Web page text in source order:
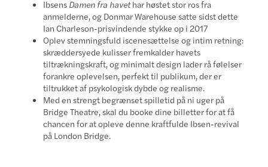
Ibsens Damen fra havethar høstet stor ros fra
anmelderne, og Donmar Warehouse satte sidst dette
Ian Charleson-prisvindende stykke op i 2017
Oplev stemningsfuld iscenesættelse og intim retning:
skræddersyede kulisser fremkalder havets
tiltrækningskraft, og minimalt design lader rå følelser
forankre oplevelsen, perfekt til publikum, der er
tiltrukket af psykologisk dybde og realisme.
Med en strengt begrænset spilletid på ni uger på
Bridge Theatre, skal du booke dine billetter for at få
chancen for at opleve denne kraftfulde Ibsen-revival
på London Bridge.